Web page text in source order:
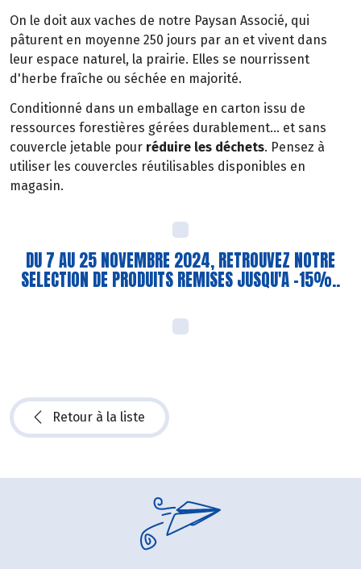
On le doit aux vaches de notre Paysan Associé, qui
pâturent en moyenne 250 jours par an et vivent dans
leur espace naturel, la prairie. Elles se nourrissent
d'herbe fraîche ou séchée en majorité.
Conditionné dans un emballage en carton issu de
ressources forestières gérées durablement... et sans
couvercle jetable pour réduire les déchets. Pensez à
utiliser les couvercles réutilisables disponibles en
magasin.
DU 7 AU 25 NOVEMBRE 2024, RETROUVEZ NOTRE
SELECTION DE PRODUITS REMISES JUSQU'A -15%..
Retour à la liste